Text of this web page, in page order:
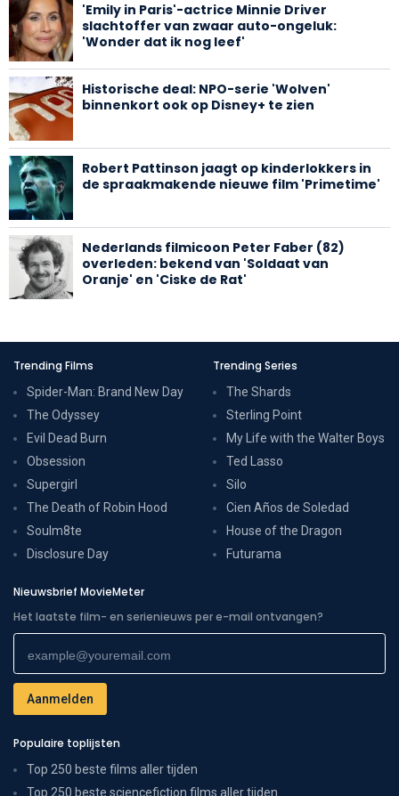
'Emily in Paris'-actrice Minnie Driver
slachtoffer van zwaar auto-ongeluk:
'Wonder dat ik nog leef'
Historische deal: NPO-serie 'Wolven'
binnenkort ook op Disney+ te zien
Robert Pattinson jaagt op kinderlokkers in
de spraakmakende nieuwe film 'Primetime'
Nederlands filmicoon Peter Faber (82)
overleden: bekend van 'Soldaat van
Oranje' en 'Ciske de Rat'
Trending Films
Spider-Man: Brand New Day
The Odyssey
Evil Dead Burn
Obsession
Supergirl
The Death of Robin Hood
Soulm8te
Disclosure Day
Trending Series
The Shards
Sterling Point
My Life with the Walter Boys
Ted Lasso
Silo
Cien Años de Soledad
House of the Dragon
Futurama
Nieuwsbrief MovieMeter
Het laatste film- en serienieuws per e-mail ontvangen?
Populaire toplijsten
Top 250 beste films aller tijden
Top 250 beste sciencefiction films aller tijden